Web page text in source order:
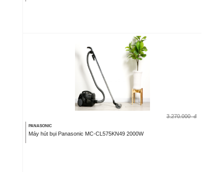
3.270.000 đ
PANASONIC
Máy hút bụi Panasonic MC-CL575KN49 2000W